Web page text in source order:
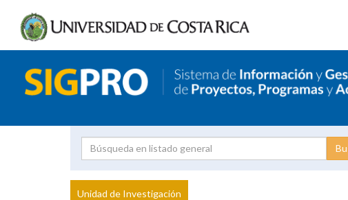
Proyecto
Investigador
Unidad de Investigación